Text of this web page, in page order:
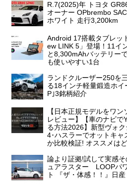
R.7(2025)年 トヨタ
オーナー OPbrembo
ホワイト 走行3,200km
Android 17搭載タブレッ
ew LINK 5」登場！11イ
と8,300mAhバッテリー
も使いやすい1台
ランドクルーザー250を
る18インチ軽量鍛造ホイ
P｣3銘柄紹介
【日本正規モデルをワン
レビュー】【車のナビで
る方法2026】新型ヴォク
4･ハスラーでオットキャ
か比較検証! オススメは
論より証拠!試して実感
ュアラスター LOOPパ
ト 『ザ・体感！！』日